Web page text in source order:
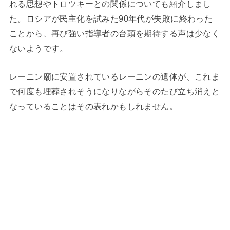
れる思想やトロツキーとの関係についても紹介しまし
た。ロシアが民主化を試みた90年代が失敗に終わった
ことから、再び強い指導者の台頭を期待する声は少なく
ないようです。
レーニン廟に安置されているレーニンの遺体が、これま
で何度も埋葬されそうになりながらそのたび立ち消えと
なっていることはその表れかもしれません。